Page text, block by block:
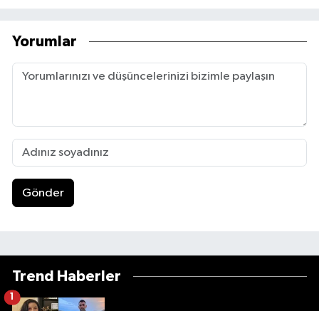
Yorumlar
Gönder
Trend Haberler
1